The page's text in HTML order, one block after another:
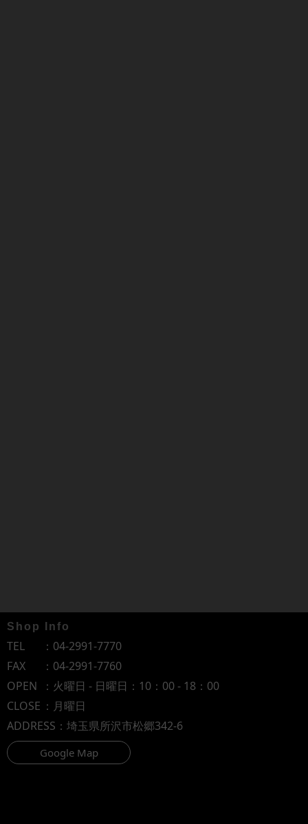
Shop Info
TEL ： 04-2991-7770
FAX
：04-2991-7760
OPEN
：火曜日 - 日曜日：10：00 - 18：00
CLOSE ：月曜日
ADDRESS ：埼玉県所沢市松郷342-6
Google Map